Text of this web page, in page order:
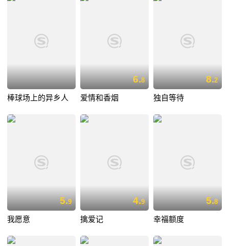
棒球场上的异乡人
6.8
爱情和香烟
8.2
独自等待
5.9
我愿意
4.9
擒爱记
5.8
幸福额度